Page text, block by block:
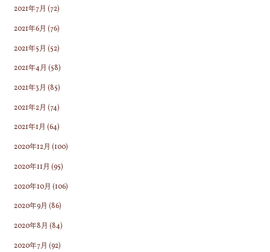
2021年7月 (72)
2021年6月 (76)
2021年5月 (52)
2021年4月 (58)
2021年3月 (85)
2021年2月 (74)
2021年1月 (64)
2020年12月 (100)
2020年11月 (95)
2020年10月 (106)
2020年9月 (86)
2020年8月 (84)
2020年7月 (92)